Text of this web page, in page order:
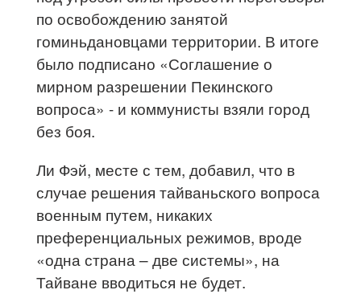
по освобождению занятой
гоминьдановцами территории. В итоге
было подписано «Соглашение о
мирном разрешении Пекинского
вопроса» - и коммунисты взяли город
без боя.
Ли Фэй, месте с тем, добавил, что в
случае решения тайваньского вопроса
военным путем, никаких
преференциальных режимов, вроде
«одна страна – две системы», на
Тайване вводиться не будет.